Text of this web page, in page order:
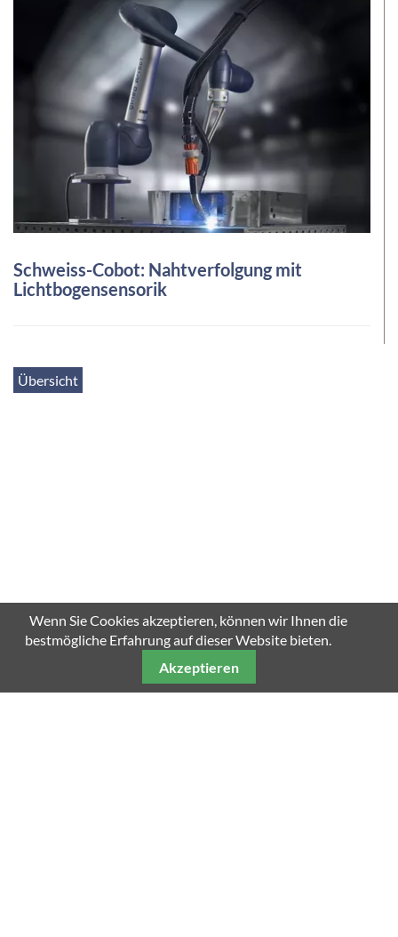
Schweiss-Cobot: Nahtverfolgung mit
Lichtbogensensorik
Übersicht
Wenn Sie Cookies akzeptieren, können wir Ihnen die
bestmögliche Erfahrung auf dieser Website bieten.
Akzeptieren